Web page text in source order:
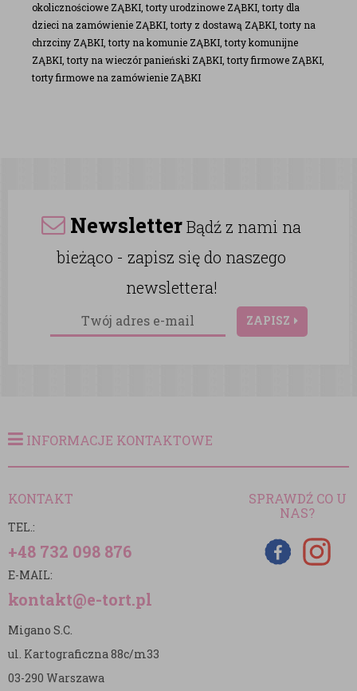
okolicznościowe ZĄBKI, torty urodzinowe ZĄBKI, torty dla
dzieci na zamówienie ZĄBKI, torty z dostawą ZĄBKI, torty na
chrzciny ZĄBKI, torty na komunie ZĄBKI, torty komunijne
ZĄBKI, torty na wieczór panieński ZĄBKI, torty firmowe ZĄBKI,
torty firmowe na zamówienie ZĄBKI
NewsletterBądź z nami na
bieżąco - zapisz się do naszego
newslettera!
ZAPISZ
INFORMACJE KONTAKTOWE
KONTAKT
TEL.:
+48 732 098 876
E-MAIL:
kontakt@e-tort.pl
Migano S.C.
ul. Kartograficzna 88c/m33
03-290 Warszawa
SPRAWDŹ CO U
NAS?